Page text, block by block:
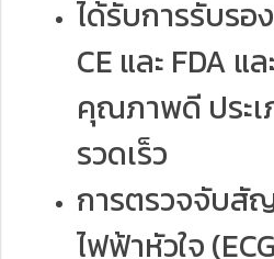
ได้รับการรับรอ
CE และ FDA แ
คุณภาพดี ประเ
รวดเร็ว
การตรวจจับ
ไฟฟ้าหัวใจ